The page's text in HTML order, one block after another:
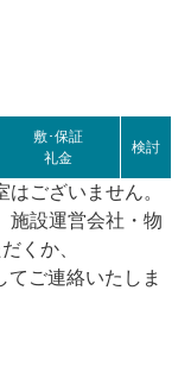
敷･保証
礼金
検討
ございません。
施設運営会社・物
くか、
てご連絡いたしま